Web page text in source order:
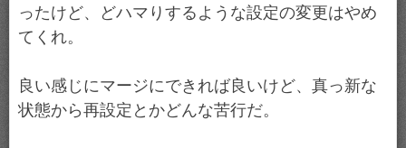
ったけど、どハマりするような設定の変更はやめ
てくれ。
良い感じにマージにできれば良いけど、真っ新な
状態から再設定とかどんな苦行だ。